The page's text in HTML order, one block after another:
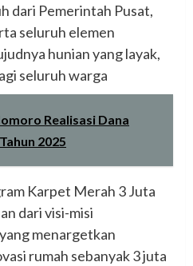
dari Pemerintah Pusat,
seluruh elemen
hunian yang layak,
seluruh warga
Realisasi Dana
2025
Karpet Merah 3 Juta
dari visi-misi
menargetkan
rumah sebanyak 3 juta